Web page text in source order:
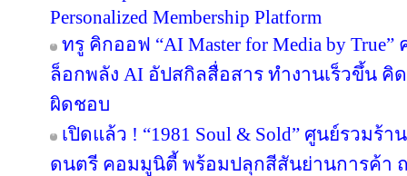
Personalized Membership Platform
ทรู คิกออฟ “AI Master for Media by
ล็อกพลัง AI อัปสกิลสื่อสาร ทำงานเร็วขึ้น คิ
ผิดชอบ
เปิดแล้ว ! “1981 Soul & Sold” ศูนย์รวม
ดนตรี คอมมูนิตี้ พร้อมปลุกสีสันย่านการค้า